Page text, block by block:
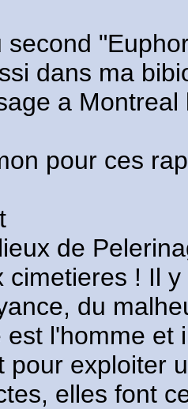
second
dans ma
a Montreal
pour ces
de
cimetieres ! Il
du
est l'homme et
pour exploiter
elles font